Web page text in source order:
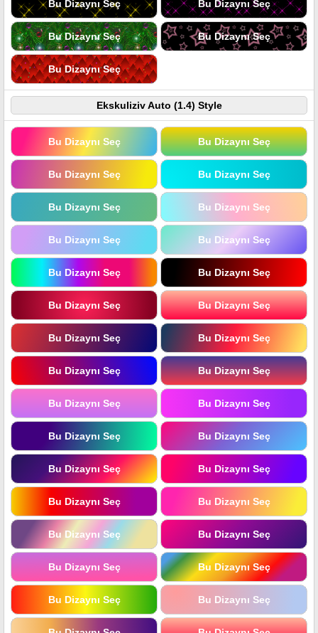
Bu Dizaynı Seç Bu Dizaynı Seç
Bu Dizaynı Seç Bu Dizaynı Seç
Bu Dizaynı Seç
Ekskuliziv Auto (1.4) Style
Bu Dizaynı Seç Bu Dizaynı Seç
Bu Dizaynı Seç Bu Dizaynı Seç
Bu Dizaynı Seç Bu Dizaynı Seç
Bu Dizaynı Seç Bu Dizaynı Seç
Bu Dizaynı Seç Bu Dizaynı Seç
Bu Dizaynı Seç Bu Dizaynı Seç
Bu Dizaynı Seç Bu Dizaynı Seç
Bu Dizaynı Seç Bu Dizaynı Seç
Bu Dizaynı Seç Bu Dizaynı Seç
Bu Dizaynı Seç Bu Dizaynı Seç
Bu Dizaynı Seç Bu Dizaynı Seç
Bu Dizaynı Seç Bu Dizaynı Seç
Bu Dizaynı Seç Bu Dizaynı Seç
Bu Dizaynı Seç Bu Dizaynı Seç
Bu Dizaynı Seç Bu Dizaynı Seç